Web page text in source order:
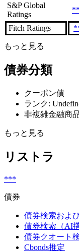
S&P Global
Ratings
Fitch Ratings
もっと見る
債券分類
クーポン債
ランク:
非複雑金融商
もっと見る
リストラ
***
債券
債券検索およ
債券検索（AI
債券クオート
Cbonds推定